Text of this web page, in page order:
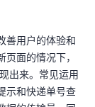
善用户的体验和
面的情况下，
出来。常见运用
示和快递单号查